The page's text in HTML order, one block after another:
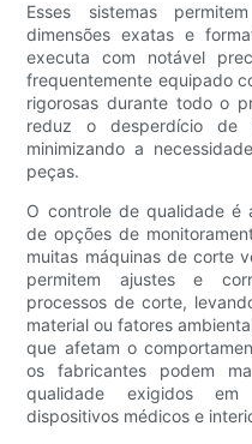
Esses sistemas
dimensões exatas e
executa com notável
frequentemente equipado
rigorosas durante todo o
reduz o desperdício de
minimizando a
peças.
O controle de qualidade é
de opções de
muitas máquinas de corte
permitem ajustes e
processos de corte,
material ou fatores
que afetam o
os fabricantes podem
qualidade exigidos em
dispositivos médicos e